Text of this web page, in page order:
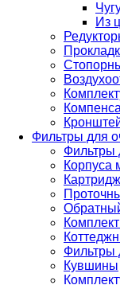
Из
Фильтры для
Фильтры
Корпуса
Фильтры
Кувшины